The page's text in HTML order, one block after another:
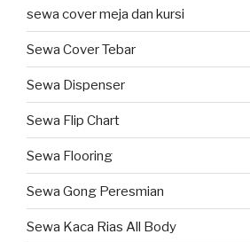
sewa cover meja dan kursi
Sewa Cover Tebar
Sewa Dispenser
Sewa Flip Chart
Sewa Flooring
Sewa Gong Peresmian
Sewa Kaca Rias All Body